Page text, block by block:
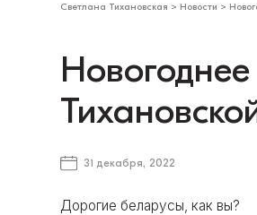
Светлана Тихановская > Новости >
31 декабря, 2022
Дорогие беларусы, как вы?